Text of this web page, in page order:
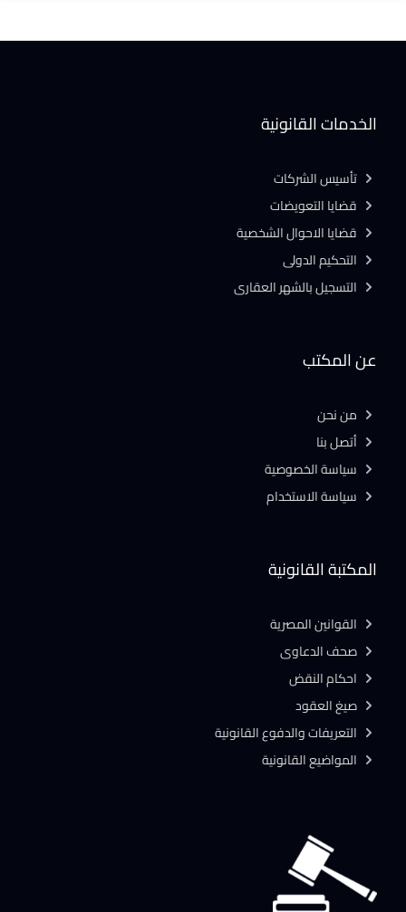
المكتبة القانونية
القوانين المصرية
صحف الدعاوى
احكام النقض
صيغ العقود
التعريفات والدفوع القانونية
المواضيع القانونية
عن المكتب
من نحن
أتصل بنا
سياسة الخصوصية
سياسة الاستخدام
الخدمات القانونية
تأسيس الشركات
قضايا التعويضات
قضايا الاحوال الشخصية
التحكيم الدولى
التسجيل بالشهر العقارى